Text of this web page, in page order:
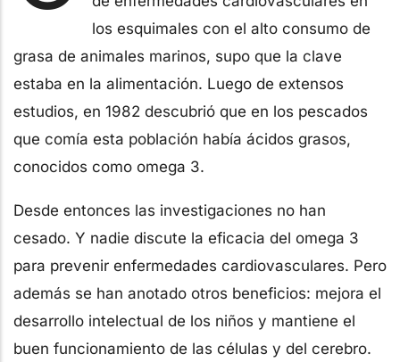
los esquimales con el alto consumo de
grasa de animales marinos, supo que la clave
estaba en la alimentación. Luego de extensos
estudios, en 1982 descubrió que en los pescados
que comía esta población había ácidos grasos,
conocidos como omega 3.
Desde entonces las investigaciones no han
cesado. Y nadie discute la eficacia del omega 3
para prevenir enfermedades cardiovasculares. Pero
además se han anotado otros beneficios: mejora el
desarrollo intelectual de los niños y mantiene el
buen funcionamiento de las células y del cerebro.